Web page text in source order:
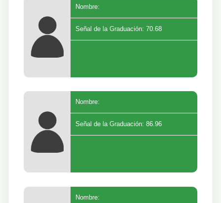
Nombre:
Señal de la Graduación: 70.68
Nombre:
Señal de la Graduación: 86.96
Nombre: